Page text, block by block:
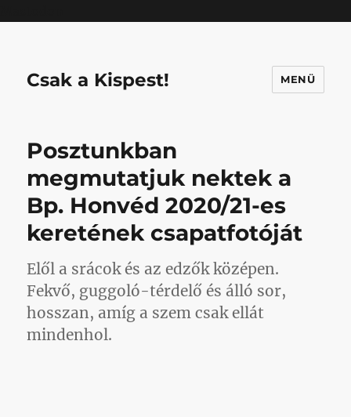
Csak a Kispest! MENÜ
Posztunkban
megmutatjuk nektek a
Bp. Honvéd 2020/21-es
keretének csapatfotóját
Elől a srácok és az edzők középen.
Fekvő, guggoló-térdelő és álló sor,
hosszan, amíg a szem csak ellát
mindenhol.